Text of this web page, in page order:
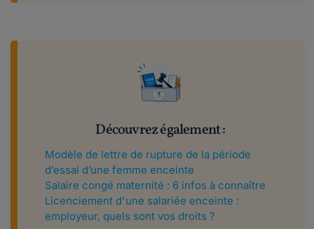
Découvrez également :
Modèle de lettre de rupture de la période
d’essai d’une femme enceinte
Salaire congé maternité : 6 infos à connaître
Licenciement d'une salariée enceinte :
employeur, quels sont vos droits ?